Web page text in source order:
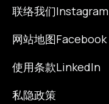
联络我们
网站地图
使用条款
私隐政策
Instagram
Facebook
LinkedIn